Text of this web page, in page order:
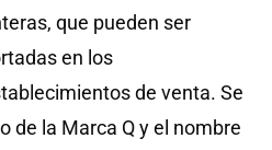
que pueden ser
en los
de venta. Se
de la Marca Q y el nombre